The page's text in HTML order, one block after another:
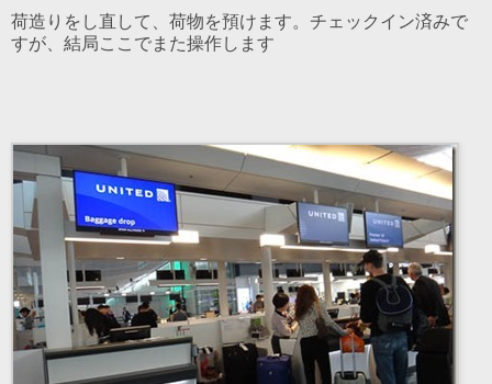
荷造りをし直して、荷物を預けます。チェックイン済みで
すが、結局ここでまた操作します